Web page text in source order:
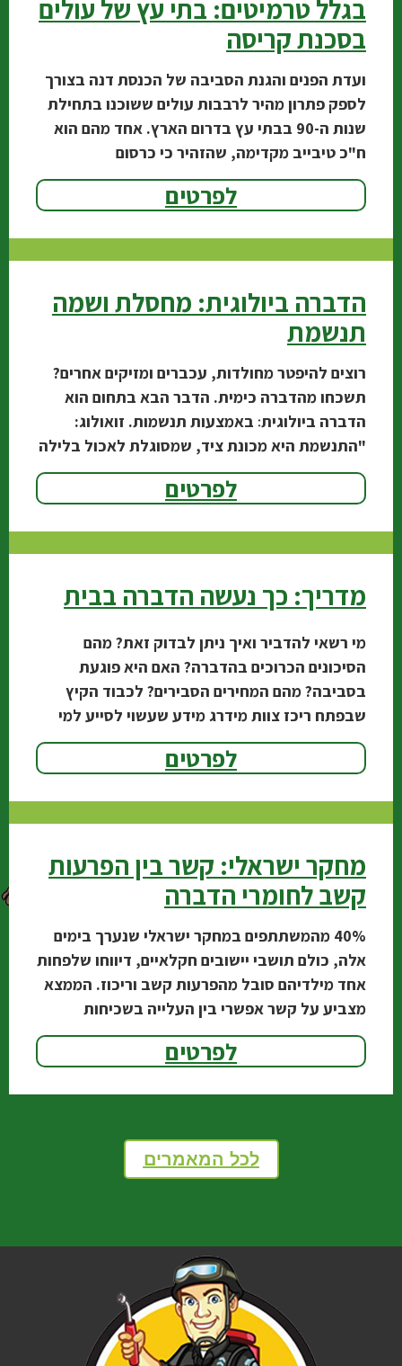
בגלל טרמיטים: בתי עץ של עולים
בסכנת קריסה
ועדת הפנים והגנת הסביבה של הכנסת דנה בצורך
לספק פתרון מהיר לרבבות עולים ששוכנו בתחילת
שנות ה-90 בבתי עץ בדרום הארץ. אחד מהם הוא
ח"כ טיבייב מקדימה, שהזהיר כי כרסום
לפרטים
הדברה ביולוגית: מחסלת ושמה
תנשמת
רוצים להיפטר מחולדות, עכברים ומזיקים אחרים?
תשכחו מהדברה כימית. הדבר הבא בתחום הוא
הדברה ביולוגית׃ באמצעות תנשמות. זואולוג:
"התנשמת היא מכונת ציד, שמסוגלת לאכול בלילה
אחד 10 חולדות". אגרונום עיריית
לפרטים
מדריך: כך נעשה הדברה בבית
מי רשאי להדביר ואיך ניתן לבדוק זאת? מהם
הסיכונים הכרוכים בהדברה? האם היא פוגעת
בסביבה? מהם המחירים הסבירים? לכבוד הקיץ
שבפתח ריכז צוות מידרג מידע שעשוי לסייע למי
שמבקש להיפטר
לפרטים
מחקר ישראלי: קשר בין הפרעות
קשב לחומרי הדברה
‭40%‬ מהמשתתפים במחקר ישראלי שנערך בימים
אלה, כולם תושבי יישובים חקלאיים, דיווחו שלפחות
אחד מילדיהם סובל מהפרעות קשב וריכוז. הממצא
מצביע על קשר אפשרי בין העלייה בשכיחות
ההפרעה לבין השימוש
לפרטים
לכל המאמרים